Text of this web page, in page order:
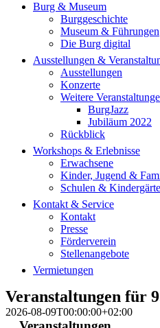
Burg & Museum
Burggeschichte
Museum & Führungen
Die Burg digital
Ausstellungen &
Ausstellungen
Konzerte
Weitere
BurgJazz
Jubiläum 2022
Rückblick
Workshops & Erlebnisse
Erwachsene
Kinder, Jugend &
Schulen &
Kontakt & Service
Kontakt
Presse
Förderverein
Stellenangebote
Vermietungen
Veranstaltungen für
2026-08-09T00:00:00+02:00